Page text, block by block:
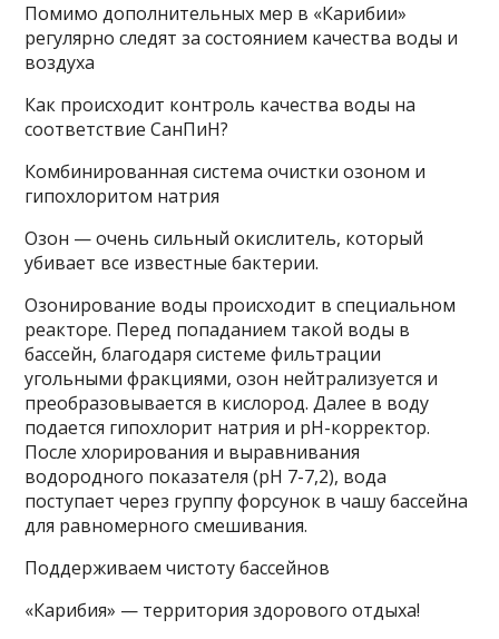
Помимо дополнительных мер в «Карибии»
регулярно следят за состоянием качества воды и
воздуха
Как происходит контроль качества воды на
соответствие СанПиН?
Комбинированная система очистки озоном и
гипохлоритом натрия
Озон — очень сильный окислитель, который
убивает все известные бактерии.
Озонирование воды происходит в специальном
реакторе. Перед попаданием такой воды в
бассейн, благодаря системе фильтрации
угольными фракциями, озон нейтрализуется и
преобразовывается в кислород. Далее в воду
подается гипохлорит натрия и pH-корректор.
После хлорирования и выравнивания
водородного показателя (pH 7-7,2), вода
поступает через группу форсунок в чашу бассейна
для равномерного смешивания.
Поддерживаем чистоту бассейнов
«Карибия» — территория здорового отдыха!